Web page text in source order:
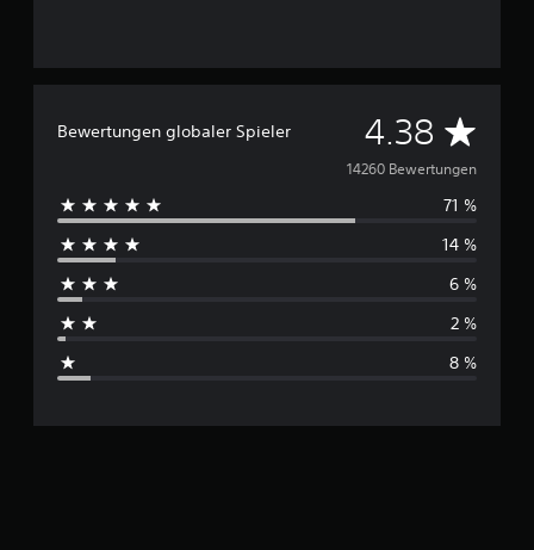
Bewertungen globaler Spieler 4.38 D
u
c
h
14260 Bewertungen
71 %
14 %
6 %
2 %
8 %